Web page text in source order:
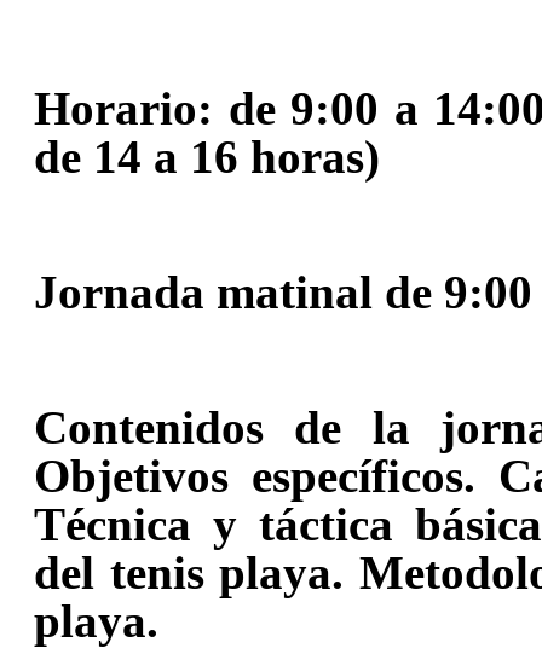
Horario: de 9:00 a
de 14 a 16 horas)
Jornada matinal de
Contenidos de la
Objetivos específicos.
Técnica y táctica
del tenis playa.
playa.